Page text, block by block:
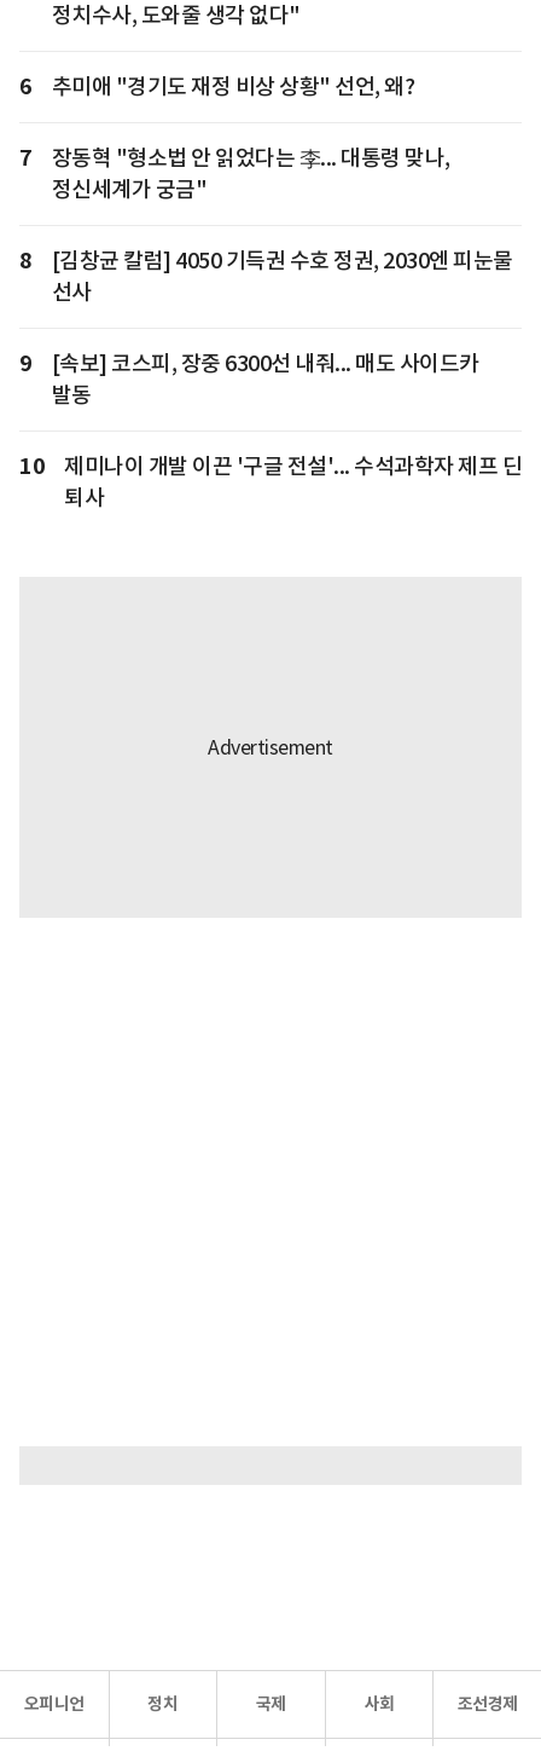
정치수사, 도와줄 생각 없다"
6 추미애 "경기도 재정 비상 상황" 선언, 왜?
7
장동혁 "형소법 안 읽었다는 李... 대통령 맞나,
정신세계가 궁금"
8
[김창균 칼럼] 4050 기득권 수호 정권, 2030엔 피눈물
선사
9
[속보] 코스피, 장중 6300선 내줘... 매도 사이드카
발동
10
제미나이 개발 이끈 '구글 전설'... 수석과학자 제프 딘
퇴사
오피니언 정치 국제 사회 조선경제